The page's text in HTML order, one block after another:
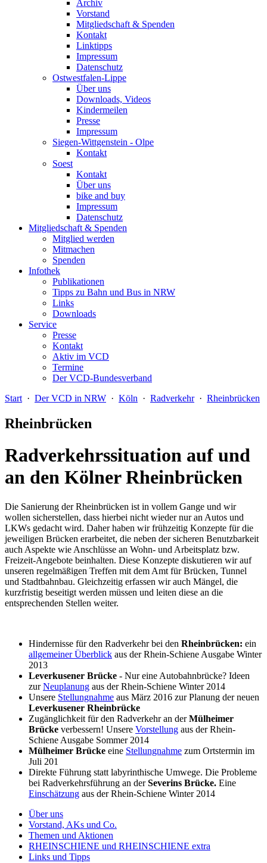
Archiv
Vorstand
Mitgliedschaft & Spenden
Kontakt
Linktipps
Impressum
Datenschutz
Ostwestfalen-Lippe
Über uns
Downloads, Videos
Kindermeilen
Presse
Impressum
Siegen-Wittgenstein - Olpe
Kontakt
Soest
Kontakt
Über uns
bike and buy
Impressum
Datenschutz
Mitgliedschaft & Spenden
Mitglied werden
Mitmachen
Spenden
Infothek
Publikationen
Tipps zu Bahn und Bus in NRW
Links
Downloads
Service
Presse
Kontakt
Aktiv im VCD
Termine
Der VCD-Bundesverband
Start · Der VCD in NRW · Köln · Radverkehr· Rheinbrücken
Rheinbrücken
Radverkehrssituation auf und
an den Kölner Rheinbrücken
Die Sanierung der Rheinbrücken ist in vollem Gange und wir
wollen sicherstellen, dass hierbei nicht wieder nur an Autos und
LKWs gedacht wird. Daher haben wir frühzeitig Konzepte für die
jeweiligen Brücken erarbeitet, die neben der sicheren Benutzbarkeit
auch Aspekte wie Anschlüsse an Wohn- und Arbeitsplatz bzw.
Freizeit-Angebote beinhalten. Diese Konzepte diskutieren wir auf
unseren regelmäßigen Treffen mit dem Amt für Brücken, Tunnel
und Stadtbahnbau. Gleichzeitig erfassen wir auch Mängel, die
kurzfristig beseitigt werden müssen und leiten diese an die
entsprechenden Stellen weiter.
Hindernisse für den Radverkehr bei den Rheinbrücken: ein
allgemeiner Überblick aus der Rhein-Schiene Ausgabe Winter
2013
Leverkusener Brücke - Nur eine Autobahnbrücke? Ideen
zurNeuplanung aus der Rhein-Schiene Winter 2014
Unsere Stellungnahme aus März 2016 zur Planung der neuen
Leverkusener Rheinbrücke
Zugänglichkeit für den Radverkehr an derMülheimer
Brücke verbessern! Unsere Vorstellung aus der Rhein-
Schiene Ausgabe Sommer 2014
Mülheimer Brücke eine Stellungnahme zum Ortstermin im
Juli 201
Direkte Führung statt labyrinthische Umwege. Die Probleme
bei Radverkehrsführung an derSeverins Brücke. Eine
Einschätzung aus der Rhein-Schiene Winter 2014
Über uns
Vorstand, AKs und Co.
Themen und Aktionen
RHEINSCHIENE und RHEINSCHIENE extra
Links und Tipps